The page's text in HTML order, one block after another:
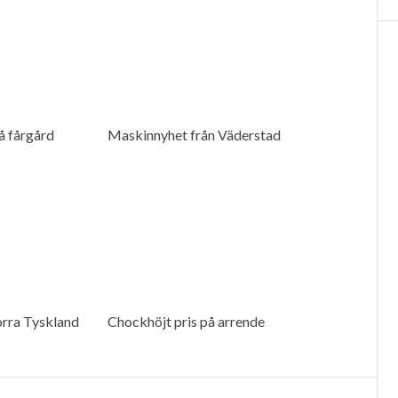
fårgård Maskinnyhet från Väderstad
Tyskland Chockhöjt pris på arrende